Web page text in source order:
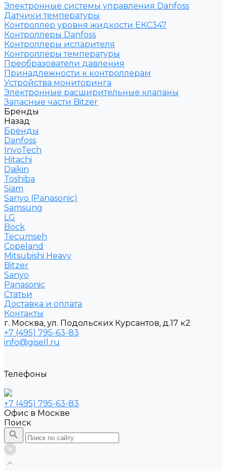
Электронные системы управления Danfoss
Датчики температуры
Контроллер уровня жидкости ЕКС347
Контроллеры Danfoss
Контроллеры испарителя
Контроллеры температуры
Преобразователи давления
Принадлежности к контроллерам
Устройства мониторинга
Электронные расширительные клапаны
Запасные части Bitzer
Бренды
Назад
Бренды
Danfoss
InvoTech
Hitachi
Daikin
Toshiba
Siam
Sanyo (Panasonic)
Samsung
LG
Bock
Tecumseh
Copeland
Mitsubishi Heavy
Bitzer
Sanyo
Рanasonic
Статьи
Доставка и оплата
Контакты
г. Москва, ул. Подольских Курсантов, д.17 к2
+7 (495) 795-63-83
info@gisell.ru
Телефоны
+7 (495) 795-63-83
Офис в Москве
Поиск